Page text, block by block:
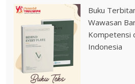
Buku
Wawasan
Kompetensi
Indonesia